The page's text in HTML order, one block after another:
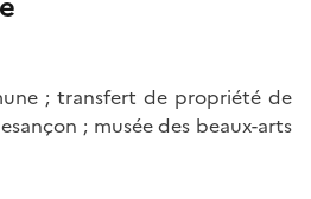
; transfert de propriété de
; musée des beaux-arts